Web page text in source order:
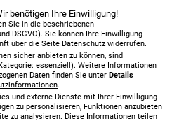
benötigen Ihre Einwilligung!
Sie in die beschriebenen
DSGVO). Sie können Ihre Einwilligung
über die Seite Datenschutz widerrufen.
sicher anbieten zu können, sind
essenziell). Weitere Informationen
Daten finden Sie unterDetails
.
und externe Dienste mit Ihrer Einwilligung
zu personalisieren, Funktionen anzubieten
zu analysieren. Diese Informationen teilen